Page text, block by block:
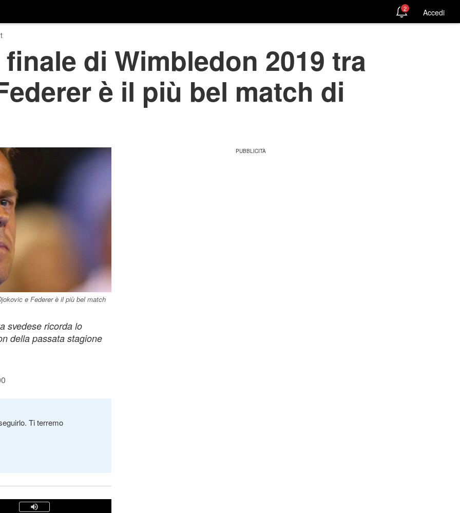
2 Accedi
di Wimbledon 2019 tra
è il più bel match di
e Federer è il più bel match
svedese ricorda lo
della passata stagione
Ti terremo